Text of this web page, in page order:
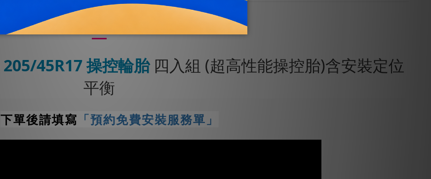
205/45R17操控輪胎 四入組 (超高性能操控胎)含安裝定位
平衡
下單後請填寫 「預約免費安裝服務單」